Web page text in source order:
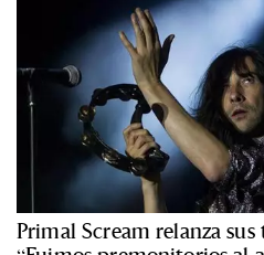
Primal Scream relanza sus